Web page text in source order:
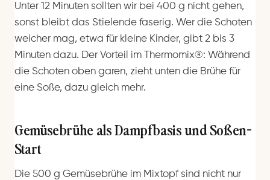
Unter 12 Minuten sollten wir bei 400 g nicht gehen,
sonst bleibt das Stielende faserig. Wer die Schoten
weicher mag, etwa für kleine Kinder, gibt 2 bis 3
Minuten dazu. Der Vorteil im Thermomix®: Während
die Schoten oben garen, zieht unten die Brühe für
eine Soße, dazu gleich mehr.
Gemüsebrühe als Dampfbasis und Soßen-
Start
Die 500 g Gemüsebrühe im Mixtopf sind nicht nur